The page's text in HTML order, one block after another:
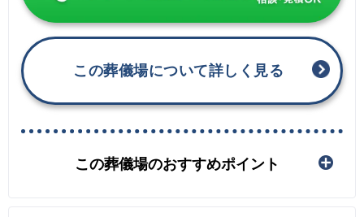
この葬儀場について詳しく見る
この葬儀場のおすすめポイント